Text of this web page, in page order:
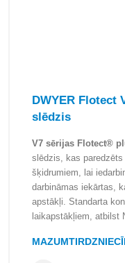
DWYER Flotect
slēdzis
V7 sērijas Flotect®
slēdzis, kas
šķidrumiem, lai
darbināmas iekārtas,
apstākļi. Standarta
laikapstākļiem, atbilst